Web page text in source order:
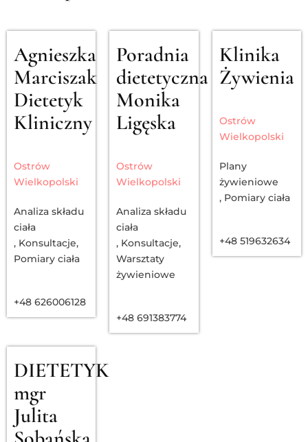
Agnieszka
Marciszak
Dietetyk
Kliniczny
Ostrów
Wielkopolski
Analiza składu
ciała
, Konsultacje,
Pomiary ciała
+48 626006128
Poradnia
dietetyczna
Monika
Ligęska
Ostrów
Wielkopolski
Analiza składu
ciała
, Konsultacje,
Warsztaty
żywieniowe
+48 691383774
Klinika
Żywienia
Ostrów
Wielkopolski
Plany
żywieniowe
, Pomiary ciała
+48 519632634
DIETETYK
mgr
Julita